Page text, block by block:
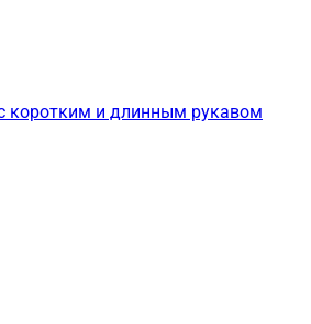
коротким и длинным рукавом